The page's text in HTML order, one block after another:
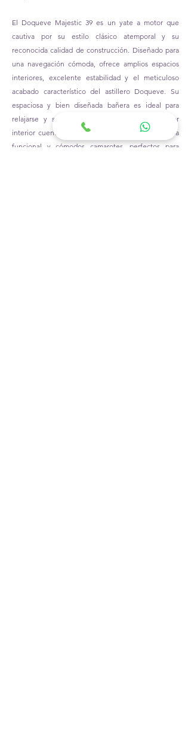
El Doqueve Majestic 39 es un yate a motor que
cautiva por su estilo clásico atemporal y su
reconocida calidad de construcción. Diseñado para
una navegación cómoda, ofrece amplios espacios
interiores, excelente estabilidad y el meticuloso
acabado característico del astillero Doqueve. Su
espaciosa y bien diseñada bañera es ideal para
relajarse y socializar, mientras que su acogedor
interior cuenta con un luminoso salón, una cocina
funcional y cómodos camarotes, perfectos para